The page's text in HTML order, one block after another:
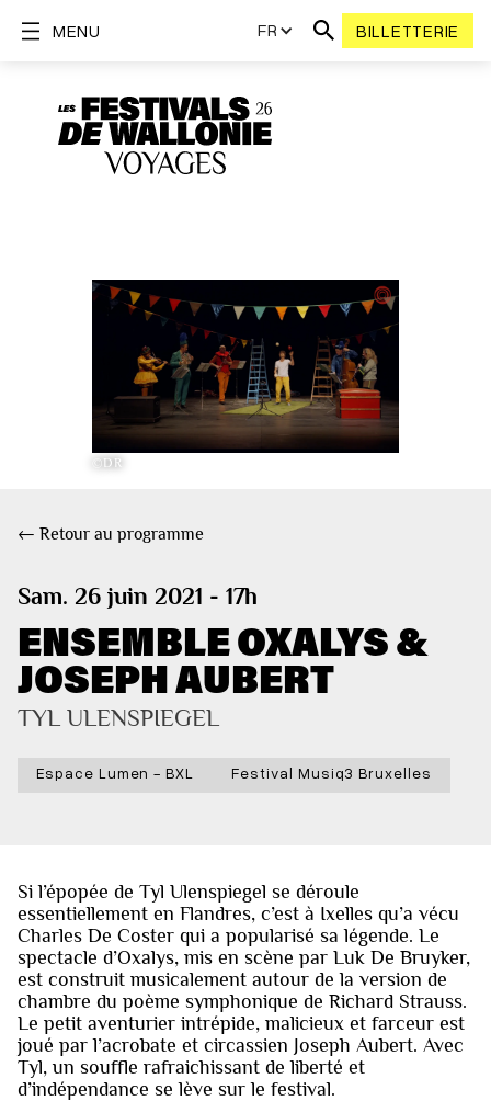
FR BILLETTERIE
MENU
©DR
← Retour au programme
Sam. 26 juin 2021 - 17h
ENSEMBLE OXALYS &
JOSEPH AUBERT
TYL ULENSPIEGEL
Espace Lumen - BXL Festival Musiq3 Bruxelles
Si l’épopée de Tyl Ulenspiegel se déroule
essentiellement en Flandres, c’est à Ixelles qu’a vécu
Charles De Coster qui a popularisé sa légende. Le
spectacle d’Oxalys, mis en scène par Luk De Bruyker,
est construit musicalement autour de la version de
chambre du poème symphonique de Richard Strauss.
Le petit aventurier intrépide, malicieux et farceur est
joué par l’acrobate et circassien Joseph Aubert. Avec
Tyl, un souffle rafraichissant de liberté et
d’indépendance se lève sur le festival.